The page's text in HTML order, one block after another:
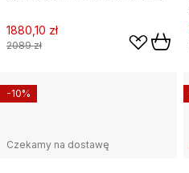
1880,10 zł
2089 zł
Czekamy na dostawę
-10%